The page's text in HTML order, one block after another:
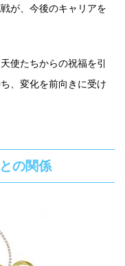
が、今後のキャリアを
使たちからの祝福を引
、変化を前向きに受け
の関係